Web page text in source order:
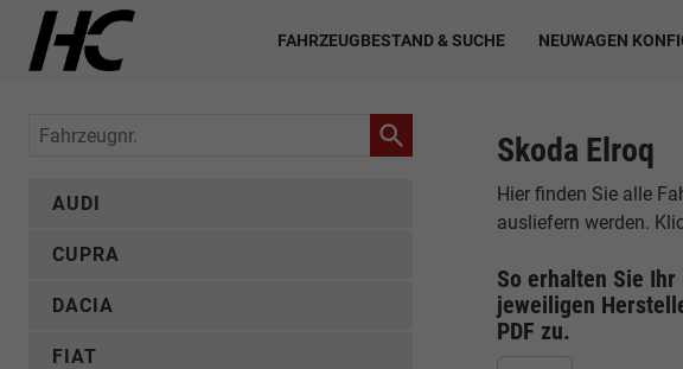
FAHRZEUGBESTAND & SUCHE NEUWAGEN
Skoda Elroq
Hier finden Sie alle
ausliefern werden.
So erhalten Sie
jeweiligen
PDF zu.
Fahrzeugnr.
AUDI
CUPRA
DACIA
FIAT